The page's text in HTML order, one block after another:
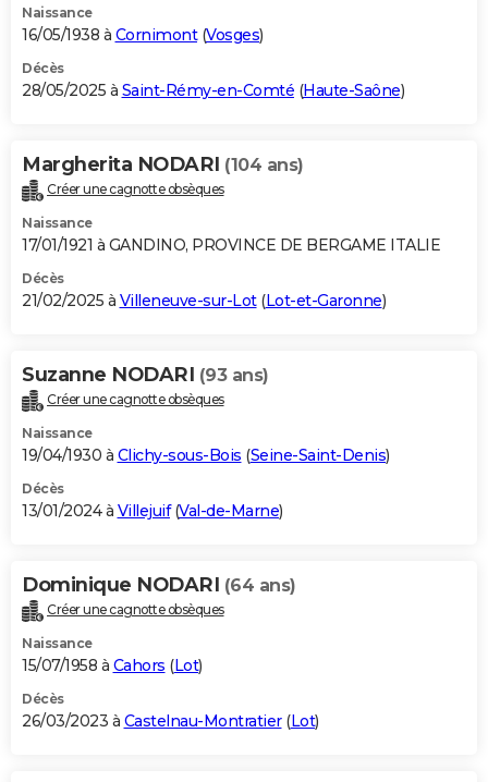
Naissance
16/05/1938 à Cornimont(Vosges)
Décès
28/05/2025 à Saint-Rémy-en-Comté (Haute-Saône)
Margherita NODARI (104 ans)
Créer une cagnotte obsèques
Naissance
17/01/1921 à GANDINO, PROVINCE DE BERGAME ITALIE
Décès
21/02/2025 à Villeneuve-sur-Lot(Lot-et-Garonne)
Suzanne NODARI (93 ans)
Créer une cagnotte obsèques
Naissance
19/04/1930 à Clichy-sous-Bois (Seine-Saint-Denis)
Décès
13/01/2024 à Villejuif(Val-de-Marne)
Dominique NODARI (64 ans)
Créer une cagnotte obsèques
Naissance
15/07/1958 à Cahors (Lot)
Décès
26/03/2023 à Castelnau-Montratier(Lot)